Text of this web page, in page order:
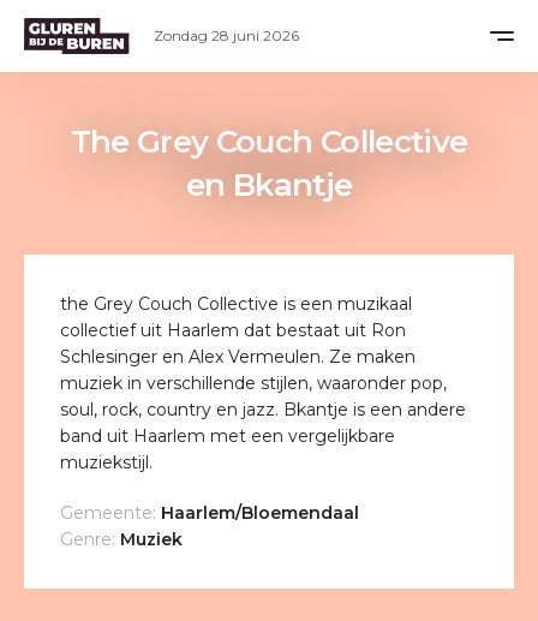
The Grey Couch Collective
en Bkantje
the Grey Couch Collective is een muzikaal
collectief uit Haarlem dat bestaat uit Ron
Schlesinger en Alex Vermeulen. Ze maken
muziek in verschillende stijlen, waaronder pop,
soul, rock, country en jazz. Bkantje is een andere
band uit Haarlem met een vergelijkbare
muziekstijl.
Gemeente: Haarlem/Bloemendaal
Genre: Muziek
Zondag 28 juni 2026